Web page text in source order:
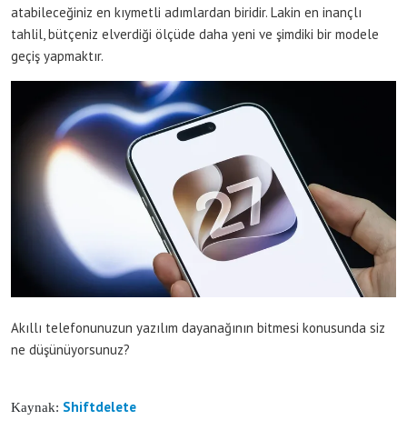
atabileceğiniz en kıymetli adımlardan biridir. Lakin en inançlı
tahlil, bütçeniz elverdiği ölçüde daha yeni ve şimdiki bir modele
geçiş yapmaktır.
Akıllı telefonunuzun yazılım dayanağının bitmesi konusunda siz
ne düşünüyorsunuz?
Kaynak: Shiftdelete